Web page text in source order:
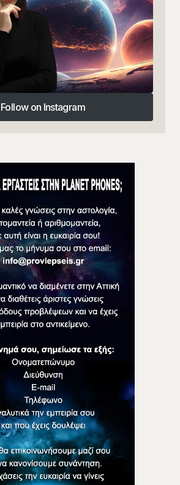
Follow on Instagram
Follow on Instagram